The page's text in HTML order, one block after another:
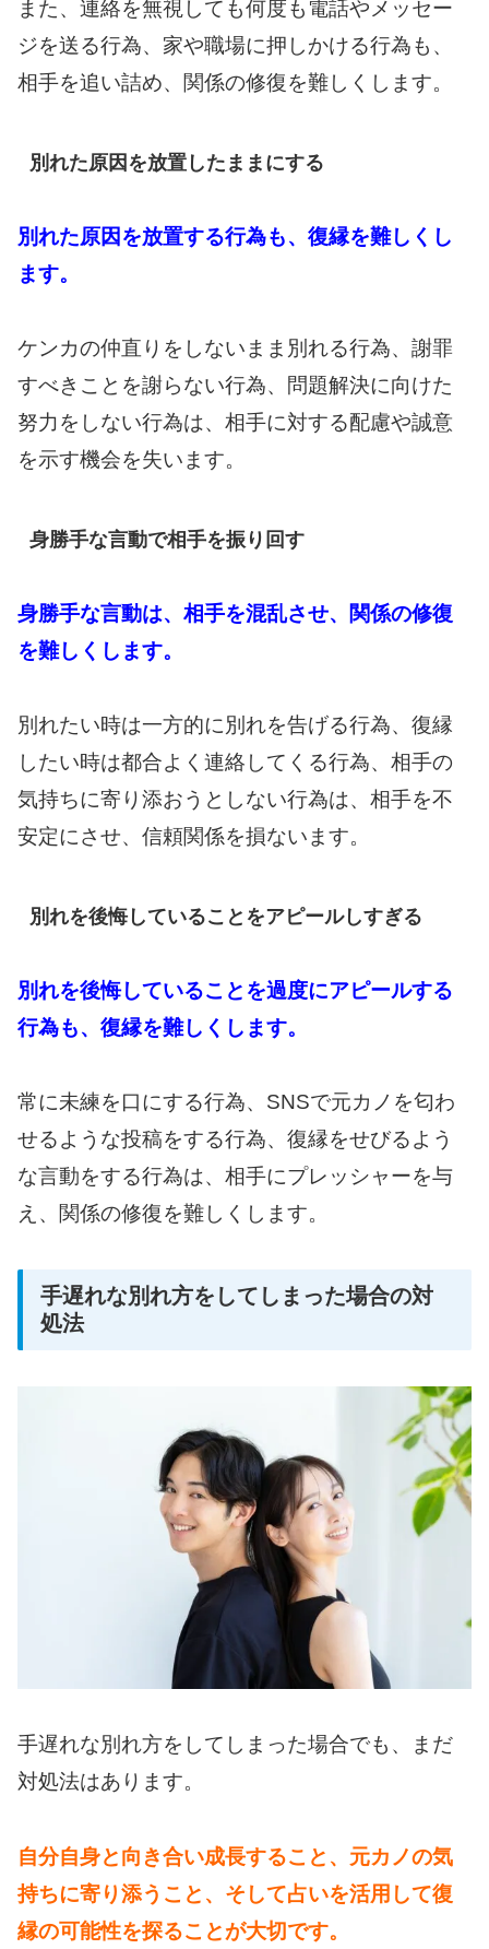
また、連絡を無視しても何度も電話やメッセー
ジを送る行為、家や職場に押しかける行為も、
相手を追い詰め、関係の修復を難しくします。
別れた原因を放置したままにする
別れた原因を放置する行為も、復縁を難しくし
ます。
ケンカの仲直りをしないまま別れる行為、謝罪
すべきことを謝らない行為、問題解決に向けた
努力をしない行為は、相手に対する配慮や誠意
を示す機会を失います。
身勝手な言動で相手を振り回す
身勝手な言動は、相手を混乱させ、関係の修復
を難しくします。
別れたい時は一方的に別れを告げる行為、復縁
したい時は都合よく連絡してくる行為、相手の
気持ちに寄り添おうとしない行為は、相手を不
安定にさせ、信頼関係を損ないます。
別れを後悔していることをアピールしすぎる
別れを後悔していることを過度にアピールする
行為も、復縁を難しくします。
常に未練を口にする行為、SNSで元カノを匂わ
せるような投稿をする行為、復縁をせびるよう
な言動をする行為は、相手にプレッシャーを与
え、関係の修復を難しくします。
手遅れな別れ方をしてしまった場合の対
処法
手遅れな別れ方をしてしまった場合でも、まだ
対処法はあります。
自分自身と向き合い成長すること、元カノの気
持ちに寄り添うこと、そして占いを活用して復
縁の可能性を探ることが大切です。